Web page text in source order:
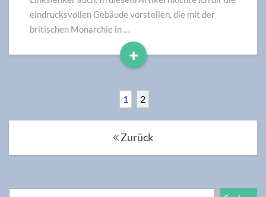
eindrucksvollen Gebäude vorstellen, die mit der
britischen Monarchie in …
+
Read
1 2
Zurück